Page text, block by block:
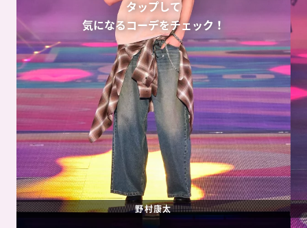
タップして
気になるコーデをチェック！
野村康太